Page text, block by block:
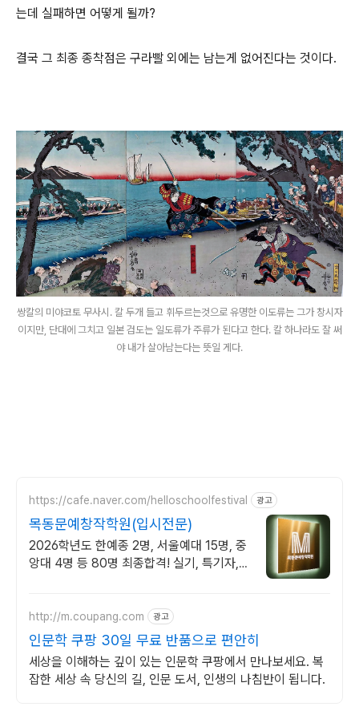
는데 실패하면 어떻게 될까?
결국 그 최종 종착점은 구라빨 외에는 남는게 없어진다는 것이다.
쌍칼의 미야코토 무사시. 칼 두개 들고 휘두르는것으로 유명한 이도류는 그가 창시자
이지만, 단대에 그치고 일본 검도는 일도류가 주류가 된다고 한다. 칼 하나라도 잘 써
야 내가 살아남는다는 뜻일 게다.
https://cafe.naver.com/helloschoolfestival 광고
목동문예창작학원(입시전문)
2026학년도 한예종 2명, 서울예대 15명, 중
앙대 4명 등 80명 최종합격! 실기, 특기자,
http://m.coupang.com 광고
인문학 쿠팡 30일 무료 반품으로 편안히
세상을 이해하는 깊이 있는 인문학 쿠팡에서 만나보세요. 복
잡한 세상 속 당신의 길, 인문 도서, 인생의 나침반이 됩니다.